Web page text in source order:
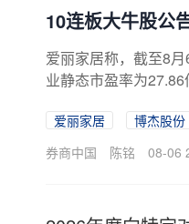
10连板大牛股公
爱丽家居称，截至8
业静态市盈率为
爱丽家居 博杰股份
券商中国
陈铭 08-06